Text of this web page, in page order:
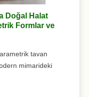
Doğal Halat
Formlar ve
tavan
mimarideki